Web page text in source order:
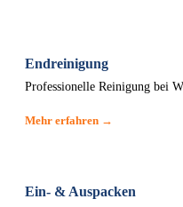
Endreinigung
Professionelle Reinigung bei
Mehr erfahren →
Ein- & Auspacken